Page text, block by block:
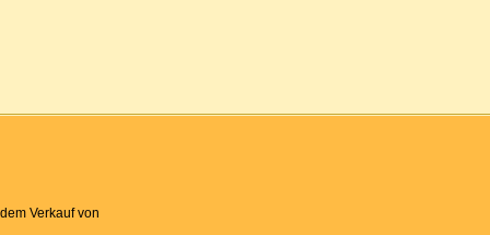
Verkauf von